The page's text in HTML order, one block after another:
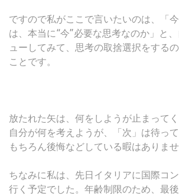
ですので私がここで言いたいのは、「
は、本当に“今”必要な思考なのか」と
ューしてみて、思考の取捨選択をする
ことです。
放たれた矢は、何をしようが止まってく
自分が何を考えようが、「次」は待って
もちろん後悔などしている暇はありませ
ちなみに私は、先日イタリアに国際コ
行く予定でした。年齢制限のため、最